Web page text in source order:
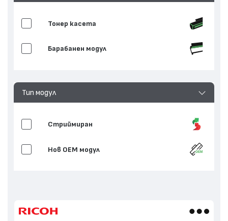
Тонер касета
Барабанен модул
Тип модул
Стриймиран
Нов ОЕМ модул